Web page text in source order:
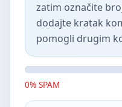
zatim označite
dodajte kratak
pomogli drugim
0% SPAM